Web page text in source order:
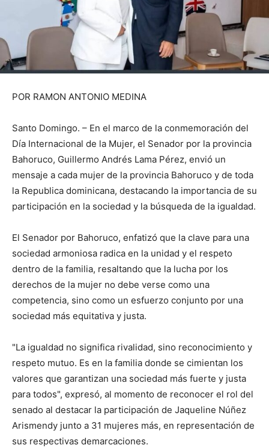
POR RAMON ANTONIO MEDINA
Santo Domingo. – En el marco de la conmemoración del
Día Internacional de la Mujer, el Senador por la provincia
Bahoruco, Guillermo Andrés Lama Pérez, envió un
mensaje a cada mujer de la provincia Bahoruco y de toda
la Republica dominicana, destacando la importancia de su
participación en la sociedad y la búsqueda de la igualdad.
El Senador por Bahoruco, enfatizó que la clave para una
sociedad armoniosa radica en la unidad y el respeto
dentro de la familia, resaltando que la lucha por los
derechos de la mujer no debe verse como una
competencia, sino como un esfuerzo conjunto por una
sociedad más equitativa y justa.
"La igualdad no significa rivalidad, sino reconocimiento y
respeto mutuo. Es en la familia donde se cimientan los
valores que garantizan una sociedad más fuerte y justa
para todos", expresó, al momento de reconocer el rol del
senado al destacar la participación de Jaqueline Núñez
Arismendy junto a 31 mujeres más, en representación de
sus respectivas demarcaciones.